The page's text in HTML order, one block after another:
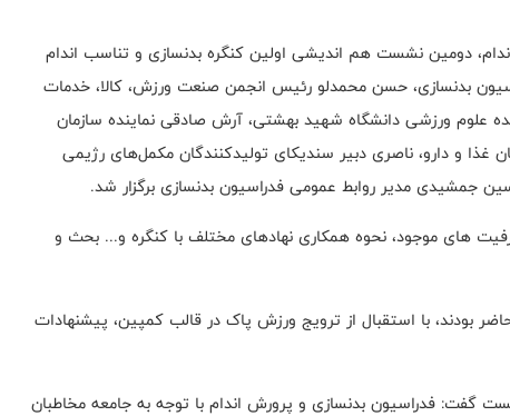
دومین نشست هم اندیشی اولین کنگره بدنسازی و تناسب اندام
بدنسازی، حسن محمدلو رئیس انجمن صنعت ورزش، کالا، خدمات
علوم ورزشی دانشگاه شهید بهشتی، آرش صادقی نماینده سازمان
غذا و دارو، ناصری دبیر سندیکای تولیدکنندگان مکمل‌های رژیمی
جمشیدی مدیر روابط عمومی فدراسیون بدنسازی برگزار شد.
های موجود، نحوه همکاری نهادهای مختلف با کنگره و... بحث و
بودند، با استقبال از ترویج ورزش پاک در قالب کمپین، پیشنهادات
گفت: فدراسیون بدنسازی و پرورش اندام با توجه به جامعه مخاطبان